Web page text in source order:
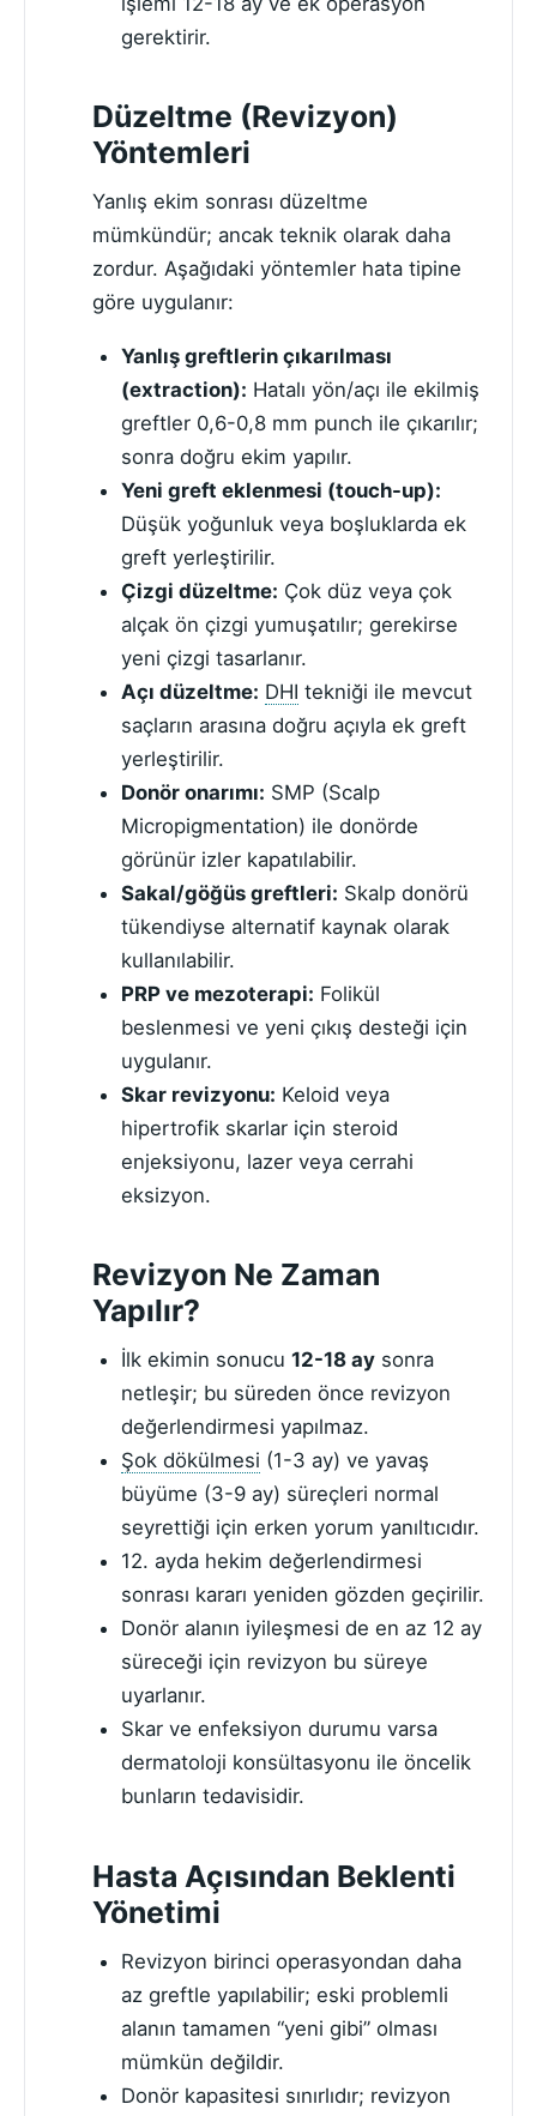
gerektirir.
Düzeltme (Revizyon)
Yöntemleri
Yanlış ekim sonrası düzeltme
mümkündür; ancak teknik olarak daha
zordur. Aşağıdaki yöntemler hata tipine
göre uygulanır:
Yanlış greftlerin çıkarılması
(extraction): Hatalı yön/açı ile ekilmiş
greftler 0,6-0,8 mm punch ile çıkarılır;
sonra doğru ekim yapılır.
Yeni greft eklenmesi (touch-up):
Düşük yoğunluk veya boşluklarda ek
greft yerleştirilir.
Çizgi düzeltme: Çok düz veya çok
alçak ön çizgi yumuşatılır; gerekirse
yeni çizgi tasarlanır.
Açı düzeltme: DHI tekniği ile mevcut
saçların arasına doğru açıyla ek greft
yerleştirilir.
Donör onarımı: SMP (Scalp
Micropigmentation) ile donörde
görünür izler kapatılabilir.
Sakal/göğüs greftleri: Skalp donörü
tükendiyse alternatif kaynak olarak
kullanılabilir.
PRP ve mezoterapi: Folikül
beslenmesi ve yeni çıkış desteği için
uygulanır.
Skar revizyonu: Keloid veya
hipertrofik skarlar için steroid
enjeksiyonu, lazer veya cerrahi
eksizyon.
Revizyon Ne Zaman
Yapılır?
İlk ekimin sonucu 12-18 aysonra
netleşir; bu süreden önce revizyon
değerlendirmesi yapılmaz.
Şok dökülmesi (1-3 ay) ve yavaş
büyüme (3-9 ay) süreçleri normal
seyrettiği için erken yorum yanıltıcıdır.
12. ayda hekim değerlendirmesi
sonrası kararı yeniden gözden geçirilir.
Donör alanın iyileşmesi de en az 12 ay
süreceği için revizyon bu süreye
uyarlanır.
Skar ve enfeksiyon durumu varsa
dermatoloji konsültasyonu ile öncelik
bunların tedavisidir.
Hasta Açısından Beklenti
Yönetimi
Revizyon birinci operasyondan daha
az greftle yapılabilir; eski problemli
alanın tamamen “yeni gibi” olması
mümkün değildir.
Donör kapasitesi sınırlıdır; revizyon